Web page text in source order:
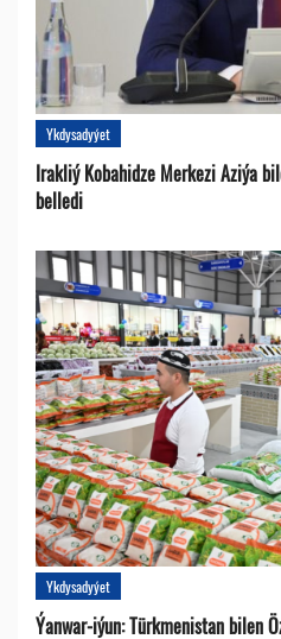
Ykdysadyýet
Irakliý Kobahidze Merkezi Aziýa
belledi
Ykdysadyýet
Ýanwar-iýun: Türkmenistan bilen